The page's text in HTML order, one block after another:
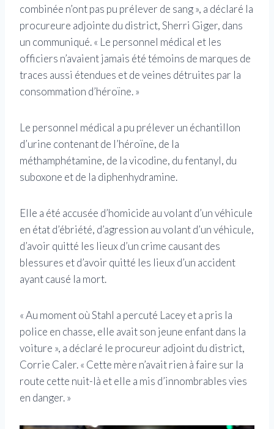
combinée n’ont pas pu prélever de sang », a déclaré la
procureure adjointe du district, Sherri Giger, dans
un communiqué. « Le personnel médical et les
officiers n’avaient jamais été témoins de marques de
traces aussi étendues et de veines détruites par la
consommation d’héroïne. »
Le personnel médical a pu prélever un échantillon
d’urine contenant de l’héroïne, de la
méthamphétamine, de la vicodine, du fentanyl, du
suboxone et de la diphenhydramine.
Elle a été accusée d’homicide au volant d’un véhicule
en état d’ébriété, d’agression au volant d’un véhicule,
d’avoir quitté les lieux d’un crime causant des
blessures et d’avoir quitté les lieux d’un accident
ayant causé la mort.
« Au moment où Stahl a percuté Lacey et a pris la
police en chasse, elle avait son jeune enfant dans la
voiture », a déclaré le procureur adjoint du district,
Corrie Caler. « Cette mère n’avait rien à faire sur la
route cette nuit-là et elle a mis d’innombrables vies
en danger. »